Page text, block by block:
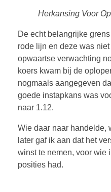
Herkansing Voor
De echt belangrijke
rode lijn en deze was
opwaartse verwachting
koers kwam bij de
nogmaals aangegeven
goede instapkans was
naar 1.12.
Wie daar naar handelde,
later gaf ik aan dat het
winst te nemen, voor wie
posities had.